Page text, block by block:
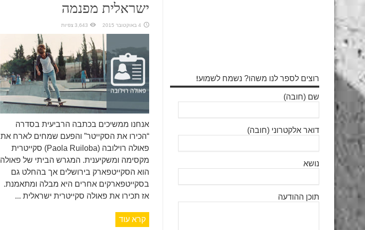
ישראלית מפנמה
4 באוקטובר 2015 3,643 צפיות
אנחנו ממשיכים בכתבה הרביעית בסדרה
“הכירו את הסקייטר” והפעם שמחים לארח את
פאולה רוילובה (Paola Ruiloba) סקייטרית
מקסימה ומשקיענית. המגרש הביתי של פאולה
הוא הסקייטפארק בירושלים אך בהחלט גם
בסקייטפארקים אחרים היא מבלה ומתאמנת.
אז תכירו את פאולה סקייטרית ישראלית ...
קרא עוד
רוצים לספר לנו משהו? נשמח לשמוע!
שם (חובה)
דואר אלקטרוני (חובה)
נושא
תוכן ההודעה